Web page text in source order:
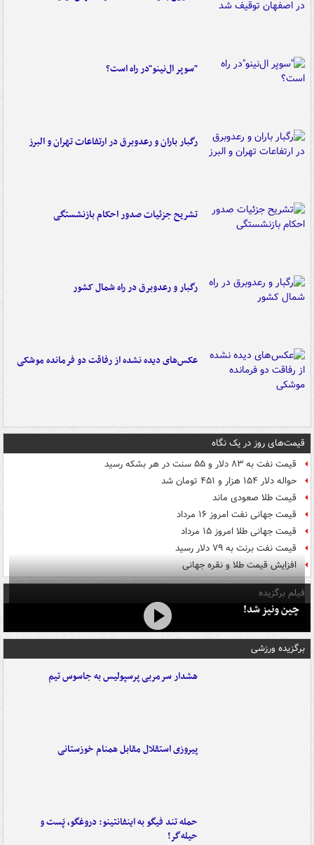
"سوپر ال‌نینو"در راه است؟
رگبار باران و رعدوبرق در ارتفاعات تهران و البرز
تشریح جزئیات صدور احکام بازنشستگی
رگبار و رعدوبرق در راه شمال کشور
عکس‌های دیده نشده از رفاقت دو فرمانده‌ موشکی
قیمت‌های روز در یک نگاه
قیمت نفت به ۸۳ دلار و ۵۵ سنت در هر بشکه رسید
حواله دلار ۱۵۴ هزار و ۴۵۱ تومان شد
قیمت طلا صعودی ماند
قیمت جهانی نفت امروز ۱۶ مرداد
قیمت جهانی طلا امروز ۱۵ مرداد
قیمت نفت برنت به ۷۹ دلار رسید
افزایش قیمت طلا و نقره جهانی
فیلم برگزیده
چین ونیز شد!
برگزیده ورزشی
هشدار سرمربی پرسپولیس به جاسوس تیم
پیروزی استقلال مقابل همنام خوزستانی
حمله تند فیگو به اینفانتینو: دروغگو، پَست‌ و
حیله‌گر!